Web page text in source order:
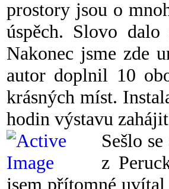
prostory jsou o
úspěch. Slovo
Nakonec jsme zde
autor doplnil 10
krásných míst.
hodin výstavu
Sešlo
z
jsem přítomné